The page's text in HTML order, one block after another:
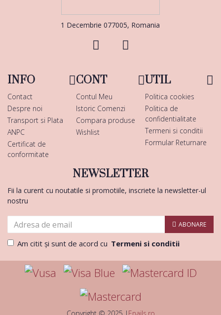
1 Decembrie 077005, Romania
INFO
Contact
Despre noi
Transport si Plata
ANPC
Certificat de
conformitate
CONT
Contul Meu
Istoric Comenzi
Compara produse
Wishlist
UTIL
Politica cookies
Politica de
confidentialitate
Termeni si conditii
Formular Returnare
NEWSLETTER
Fii la curent cu noutatile si promotiile, inscriete la newsletter-ul
nostru
ABONARE
Am citit şi sunt de acord cu Termeni si conditii